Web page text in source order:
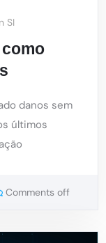
SI
danos sem
últimos
Comments off